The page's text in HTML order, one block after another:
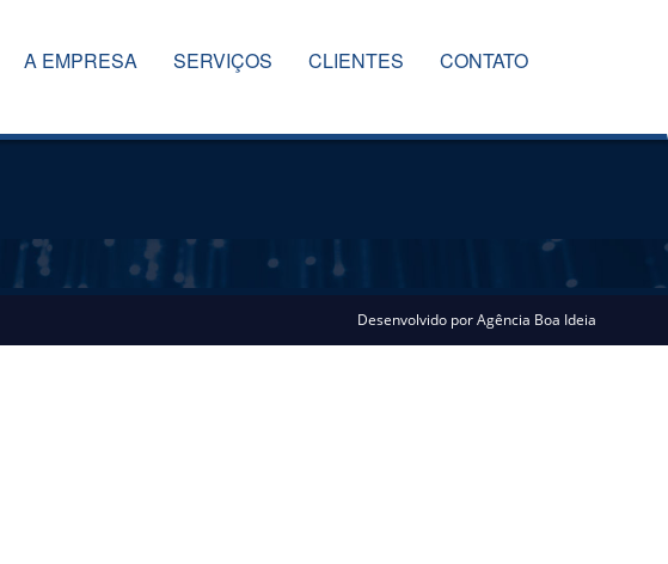
A EMPRESA SERVIÇOS CLIENTES CONTATO
Desenvolvido porAgência Boa Ideia